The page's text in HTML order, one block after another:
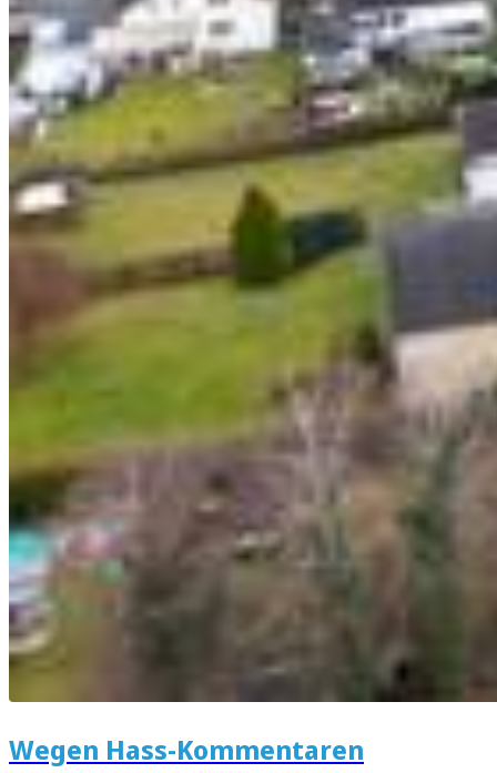
Wegen Hass-Kommentaren